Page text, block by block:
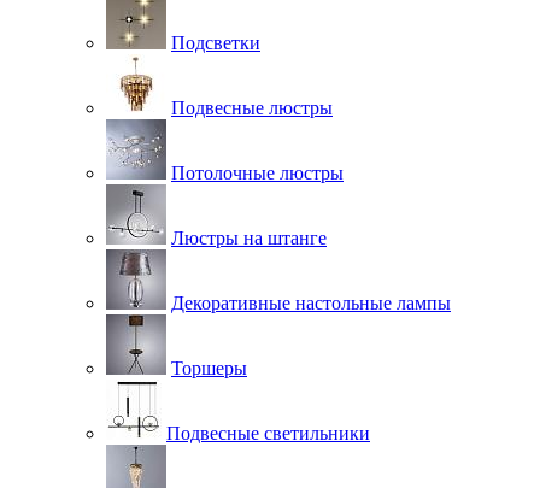
Подсветки
Подвесные люстры
Потолочные люстры
Люстры на штанге
Декоративные настольные лампы
Торшеры
Подвесные светильники